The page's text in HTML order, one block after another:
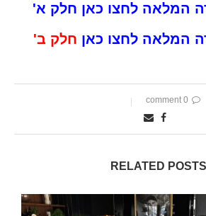
המלאה לחצו כאן חלק א'
המלאה לחצו כאן חלק ב'
0 comment
RELATED POSTS